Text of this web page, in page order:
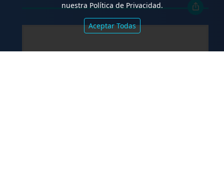
nuestra Política de Privacidad.
Aceptar Todas